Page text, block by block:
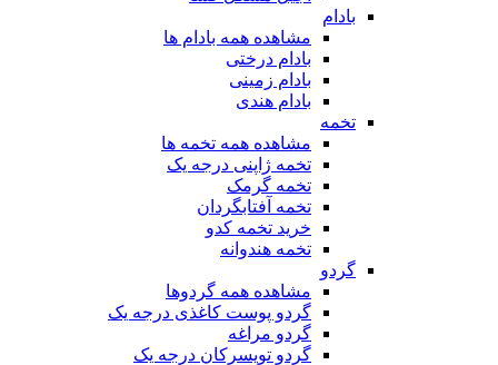
بادام
مشاهده همه بادام ها
بادام درختی
بادام زمینی
بادام هندی
تخمه
مشاهده همه تخمه ها
تخمه ژاپنی درجه یک
تخمه گرمک
تخمه آفتابگردان
خرید تخمه کدو
تخمه هندوانه
گردو
مشاهده همه گردوها
گردو پوست کاغذی درجه یک
گردو مراغه
گردو تویسرکان درجه یک